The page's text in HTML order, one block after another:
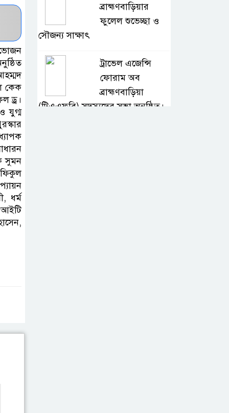
কেক
ড্র।
যুগ্ম
সুমন
ধর্ম
ব্রাহ্মণবাড়িয়ার
ফুলেল শুভেচ্ছা ও
সৌজন্য সাক্ষাৎ
ট্রাভেল এজেন্সি
ফোরাম অব
ব্রাহ্মণবাড়িয়া
(টিএএফবি) সদস্যদের সভা অনুষ্ঠিত।